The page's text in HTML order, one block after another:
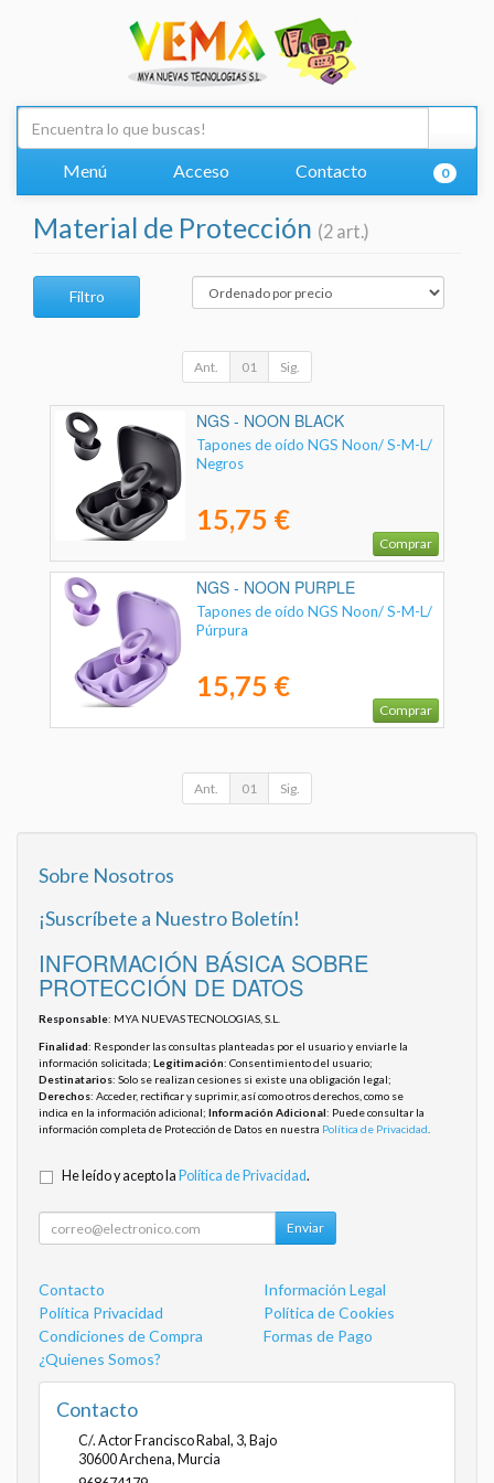
Menú Acceso Contacto 0
Material de Protección (2 art.)
Filtro
Ant. 01 Sig.
NGS - NOON BLACK
Tapones de oído NGS Noon/ S-M-L/
Negros
15,75 €
Comprar
NGS - NOON PURPLE
Tapones de oído NGS Noon/ S-M-L/
Púrpura
15,75 €
Comprar
Ant. 01 Sig.
Sobre Nosotros
¡Suscríbete a Nuestro Boletín!
INFORMACIÓN BÁSICA SOBRE
PROTECCIÓN DE DATOS
Responsable: MYA NUEVAS TECNOLOGIAS, S.L.
Finalidad: Responder las consultas planteadas por el usuario y enviarle la
información solicitada; Legitimación: Consentimiento del usuario;
Destinatarios: Solo se realizan cesiones si existe una obligación legal;
Derechos: Acceder, rectificar y suprimir, así como otros derechos, como se
indica en la información adicional; Información Adicional: Puede consultar la
información completa de Protección de Datos en nuestra Política de Privacidad
He leído y acepto la Política de Privacidad.
Enviar
Contacto
Información Legal
Política Privacidad
Política de Cookies
Condiciones de Compra
Formas de Pago
¿Quienes Somos?
Contacto
C/. Actor Francisco Rabal, 3, Bajo
30600Archena, Murcia